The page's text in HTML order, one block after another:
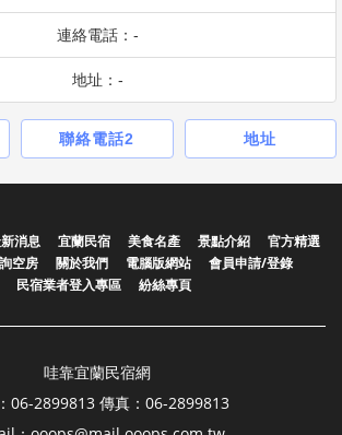
連絡電話：-
地址：-
聯絡電話2 地址
消息 宜蘭民宿 美食名產 景點介紹
官方精選
空房 關於我們 電腦版網站
會員申請/登錄
民宿業者登入專區
紛絲專頁
哇靠宜蘭民宿網
06-2899813 傳真：06-2899813